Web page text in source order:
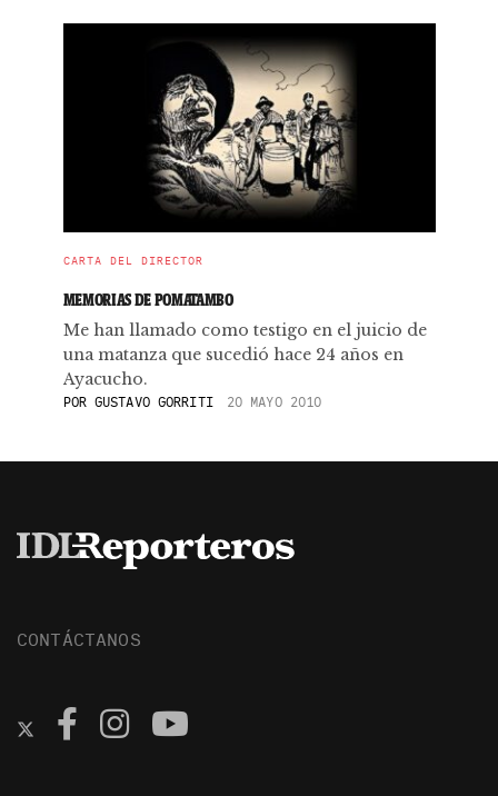
CARTA DEL DIRECTOR
MEMORIAS DE POMATAMBO
Me han llamado como testigo en el juicio de
una matanza que sucedió hace 24 años en
Ayacucho.
POR GUSTAVO GORRITI 20 MAYO 2010
CONTÁCTANOS